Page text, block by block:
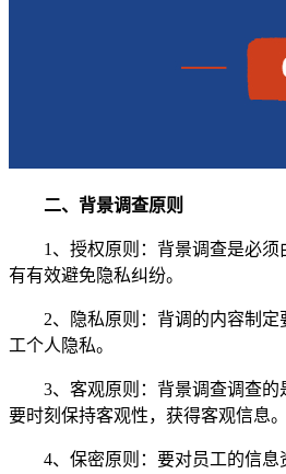
二、背景调查原则
1、授权原则：背景调查是必
有有效避免隐私纠纷。
2、隐私原则：背调的内容制
工个人隐私。
3、客观原则：背景调查调查的
要时刻保持客观性，获得客观信息。
4、保密原则：要对员工的信